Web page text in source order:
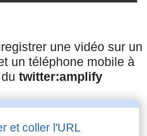
une vidéo sur un
un téléphone mobile à
twitter:amplify
et coller l'URL